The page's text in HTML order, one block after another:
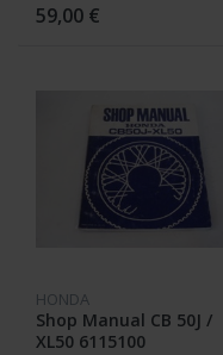
59,00 €
HONDA
Shop Manual CB 50J /
XL50 6115100